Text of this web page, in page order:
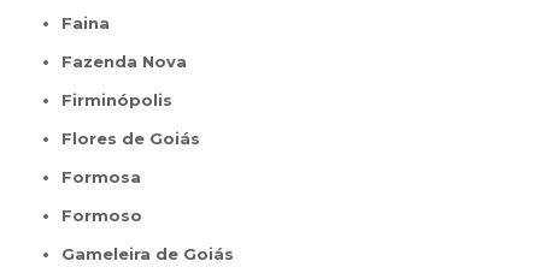
Faina
Fazenda Nova
Firminópolis
Flores de Goiás
Formosa
Formoso
Gameleira de Goiás